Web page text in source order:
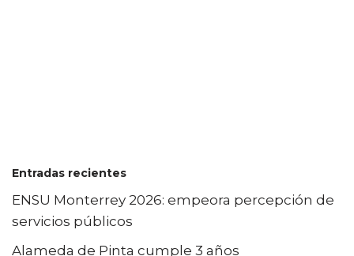
Entradas recientes
ENSU Monterrey 2026: empeora percepción de
servicios públicos
Alameda de Pinta cumple 3 años